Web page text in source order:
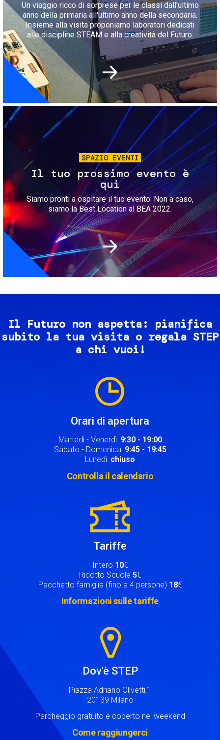
Un viaggio ricco di sorprese per le classi dall'ultimo
anno della primaria all'ultimo anno della secondaria.
Insieme alla visita proponiamo laboratori dedicati
alle discipline STEAM e alla creatività del Futuro.
Immagine
SPAZIO EVENTI
Il tuo prossimo evento è
qui
Siamo pronti a ospitare il tuo evento. Non a caso,
siamo la Best Location al BEA 2022.
Il Futuro non aspetta: pianifica
subito la tua visita o regala STEP
a chi vuoi!
Orari di apertura
Martedì - Venerdì: 9:30 - 19:00
Sabato - Domenica: 9:45 - 19:45
Lunedì: chiuso
Controlla il calendario
Tariffe
Intero 10€
Ridotto Scuole 5€
Pacchetto famiglia (fino a 4 persone) 18€
Informazioni sulle tariffe
Dov'è STEP
Piazza Adriano Olivetti,1
20139 Milano
Parcheggio gratuito e coperto nei weekend
Come raggiungerci